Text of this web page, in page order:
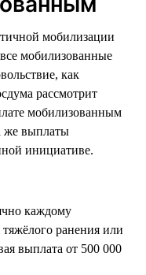
мобилизации
мобилизованные
как
рассмотрит
мобилизованным
же выплаты
инициативе.
каждому
ранения или
выплата от 500 000